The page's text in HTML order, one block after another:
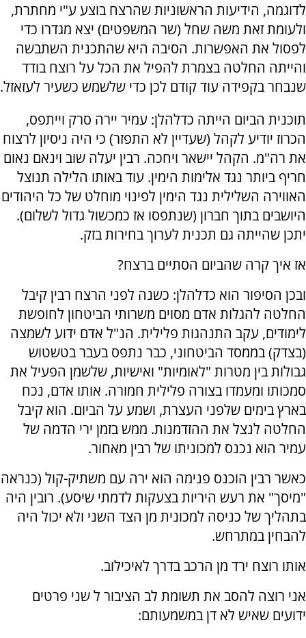
לדוגמה, הידיעות הראשוניות שהרצח בוצע ע"י מחתרת,
ולעומת זאת משה שחל (שר המשפטים) יצא מגדרו כדי
לפסול את האפשרות. הסיבה היא שהתכנית השתבשה
והייתה החלטה בצמרת להפיל את הכל על רוצח בודד
שנבחר בקפידה עוד קודם לכן כדי שלשמש כשעיר לעזאזל.
תוכנית הביום הייתה כדלהלן: עמיר יירה סרק וייתפס,
הכרוז יודיע לקהל (שעדיין לא התפזר) כי היה ניסיון לרצוח
את רה"מ. הקהל יישאר ויחכה. רבין יעלה שוב וינאם נאום
חריף ביותר נגד אלימות הימין. עוד באותו הלילה תנוצל
האווירה השלילית נגד הימין לפינוי מוחלט של כל היהודים
היושבים בתוך חברון (שנתפסו אז כמכשול גדול לשלום).
יתכן שהייתה גם תכנית לערוך בחירות בזק.
אז איך קרה שהביום הסתיים ברצח?
ובכן הסיפור הוא כדלהלן: כשנה לפני הרצח רבין קיבל
החלטה להגלות אדם מסוים משרותי הביטחון לחופשת
לימודים, עקב התנהגות פלילית. הנ"ל אדם ידוע לשמצה
(בצדק) בממסד הביטחוני, כבר נתפס בעבר בטשטוש
גבולות בין מטרות "לאומיות" ואישיות, שלשמן הפעיל את
סמכותו ומעמדו בצורה פלילית חמורה. אותו אדם, נכח
בארץ בימים שלפני העצרת, ושמע על הביום. הוא קיבל
החלטה לנצל את ההזדמנות. ממש בזמן ירי הדמה של
עמיר הוא נכנס למכוניתו של רבין מאחור.
כאשר רבין הוכנס פנימה הוא ירה עם משתיק-קול (כנראה
"מיסך" את רעש היריות בצעקות לדמתי שיסע). רובין היה
בתהליך של כניסה למכונית מן הצד השני ולא יכול היה
להבחין במתרחש.
אותו רוצח ירד מן הרכב בדרך לאיכילוב.
אני רוצה להסב את תשומת לב הציבור ל שני פרטים
ידועים שאיש לא דן במשמעותם: